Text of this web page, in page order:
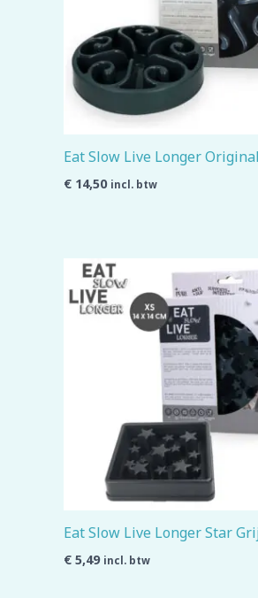
Eat Slow Live Longer
€ 14,50 incl. btw
Eat Slow Live Longer Star
€ 5,49 incl. btw